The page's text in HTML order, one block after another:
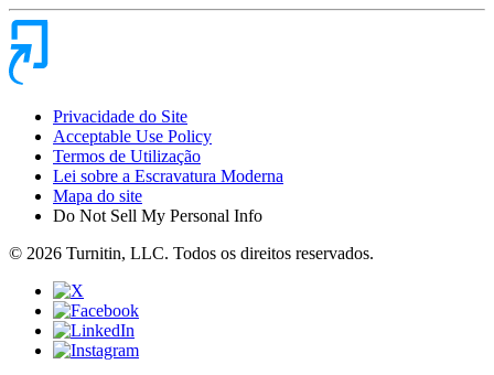
Privacidade do Site
Acceptable Use Policy
Termos de Utilização
Lei sobre a Escravatura Moderna
Mapa do site
Do Not Sell My Personal Info
© 2026 Turnitin, LLC. Todos os direitos reservados.